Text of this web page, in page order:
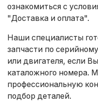
ознакомиться с
"Доставка и оплата".
Наши специалисты
запчасти по
или двигателя, если
каталожного номера.
профессиональную
подбор деталей.